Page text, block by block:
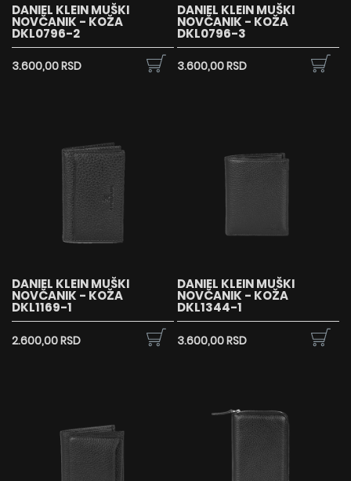
DANIEL KLEIN MUŠKI
NOVČANIK - KOŽA
DKL0796-2
3.600,00 RSD
DANIEL KLEIN MUŠKI
NOVČANIK - KOŽA
DKL0796-3
3.600,00 RSD
DANIEL KLEIN MUŠKI
NOVČANIK - KOŽA
DKL1169-1
2.600,00 RSD
DANIEL KLEIN MUŠKI
NOVČANIK - KOŽA
DKL1344-1
3.600,00 RSD